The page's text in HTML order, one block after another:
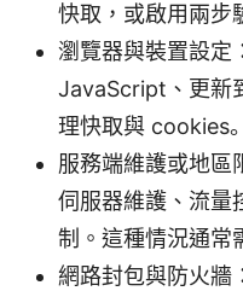
快取，或啟用兩步
瀏覽器與裝置設定
JavaScript、更新
理快取與 cookies。
服務端維護或地區
伺服器維護、流量
制。這種情況通常
網路封包與防火牆